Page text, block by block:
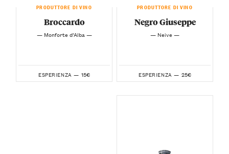
PRODUTTORE DI VINO
Broccardo
— Monforte d’Alba —
ESPERIENZA — 15€
PRODUTTORE DI VINO
Negro Giuseppe
— Neive —
ESPERIENZA — 25€